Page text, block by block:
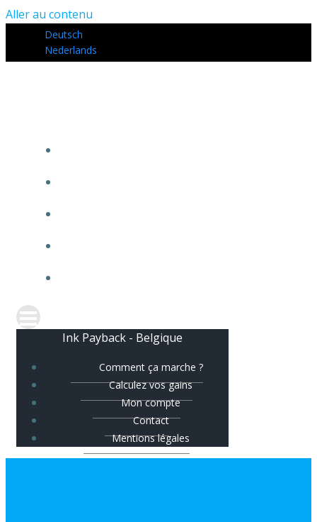
Aller au contenu
Deutsch
Nederlands
Ink Payback - Belgique
Comment ça marche ?
Calculez vos gains
Mon compte
Contact
Mentions légales